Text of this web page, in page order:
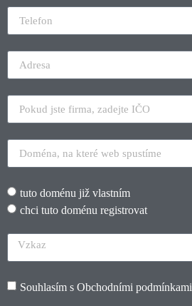
tuto doménu již vlastním
chci tuto doménu registrovat
Souhlasím s Obchodními podmínkami